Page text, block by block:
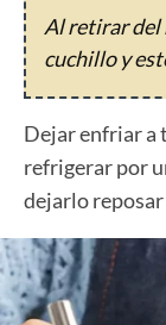
Al retirar del
cuchillo y
Dejar enfriar a
refrigerar por
dejarlo